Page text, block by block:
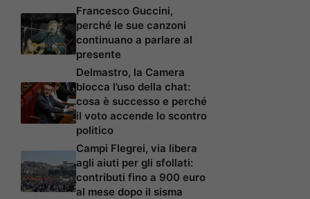
Francesco Guccini,
perché le sue canzoni
continuano a parlare al
presente
Delmastro, la Camera
blocca l’uso della chat:
cosa è successo e perché
il voto accende lo scontro
politico
Campi Flegrei, via libera
agli aiuti per gli sfollati:
contributi fino a 900 euro
al mese dopo il sisma